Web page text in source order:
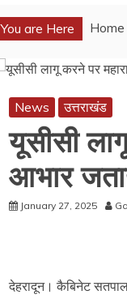
You are Here Home
News उत्तराखंड
यूसीसी
आभार
January 27, 2025
देहरादून। कैबिनेट सतपाल